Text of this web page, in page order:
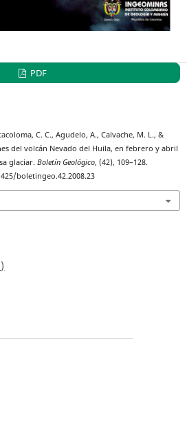
PDF
C. C., Agudelo, A., Calvache, M. L., &
del volcán Nevado del Huila, en febrero y abril
glaciar.Boletín Geológico, (42), 109–128.
boletingeo.42.2008.23